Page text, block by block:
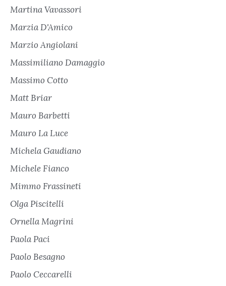
Martina Vavassori
Marzia D'Amico
Marzio Angiolani
Massimiliano Damaggio
Massimo Cotto
Matt Briar
Mauro Barbetti
Mauro La Luce
Michela Gaudiano
Michele Fianco
Mimmo Frassineti
Olga Piscitelli
Ornella Magrini
Paola Paci
Paolo Besagno
Paolo Ceccarelli